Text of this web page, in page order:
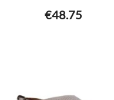
€48.75